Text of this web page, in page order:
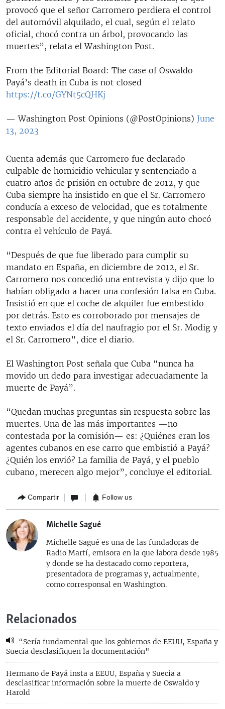
provocó que el señor Carromero perdiera el control
del automóvil alquilado, el cual, según el relato
oficial, chocó contra un árbol, provocando las
muertes”, relata el Washington Post.
From the Editorial Board: The case of Oswaldo
Payá’s death in Cuba is not closed
https://t.co/GYNt5cQHKj
— Washington Post Opinions (@PostOpinions) June
13, 2023
Cuenta además que Carromero fue declarado
culpable de homicidio vehicular y sentenciado a
cuatro años de prisión en octubre de 2012, y que
Cuba siempre ha insistido en que el Sr. Carromero
conducía a exceso de velocidad, que es totalmente
responsable del accidente, y que ningún auto chocó
contra el vehículo de Payá.
“Después de que fue liberado para cumplir su
mandato en España, en diciembre de 2012, el Sr.
Carromero nos concedió una entrevista y dijo que lo
habían obligado a hacer una confesión falsa en Cuba.
Insistió en que el coche de alquiler fue embestido
por detrás. Esto es corroborado por mensajes de
texto enviados el día del naufragio por el Sr. Modig y
el Sr. Carromero”, dice el diario.
El Washington Post señala que Cuba “nunca ha
movido un dedo para investigar adecuadamente la
muerte de Payá”.
“Quedan muchas preguntas sin respuesta sobre las
muertes. Una de las más importantes —no
contestada por la comisión— es: ¿Quiénes eran los
agentes cubanos en ese carro que embistió a Payá?
¿Quién los envió? La familia de Payá, y el pueblo
cubano, merecen algo mejor”, concluye el editorial.
Compartir Follow us
Michelle Sagué
Michelle Sagué es una de las fundadoras de
Radio Martí, emisora en la que labora desde 1985
y donde se ha destacado como reportera,
presentadora de programas y, actualmente,
como corresponsal en Washington.
Relacionados
“Sería fundamental que los gobiernos de EEUU, España y
Suecia desclasifiquen la documentación"
Hermano de Payá insta a EEUU, España y Suecia a
desclasificar información sobre la muerte de Oswaldo y
Harold